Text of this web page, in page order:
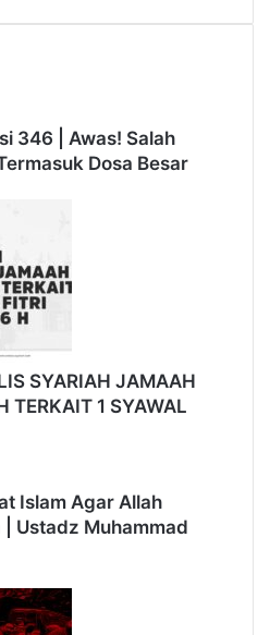
346 | Awas! Salah
Dosa Besar
SYARIAH JAMAAH
TERKAIT 1 SYAWAL
Islam Agar Allah
Ustadz Muhammad